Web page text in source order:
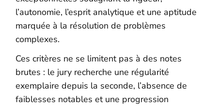
l’autonomie, l’esprit analytique et une aptitude
marquée à la résolution de problèmes
complexes.
Ces critères ne se limitent pas à des notes
brutes : le jury recherche une régularité
exemplaire depuis la seconde, l’absence de
faiblesses notables et une progression